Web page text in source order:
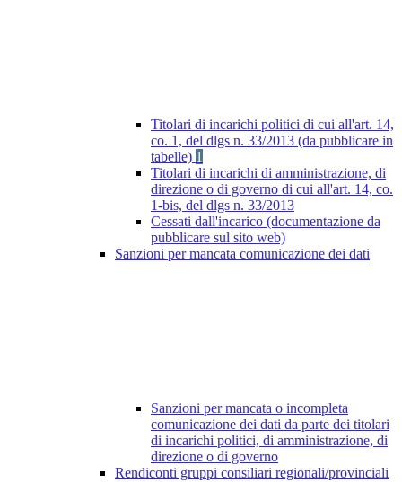
Titolari di incarichi politici di cui all'art. 14,
co. 1, del dlgs n. 33/2013 (da pubblicare in
tabelle) 1
Titolari di incarichi di amministrazione, di
direzione o di governo di cui all'art. 14, co.
1-bis, del dlgs n. 33/2013
Cessati dall'incarico (documentazione da
pubblicare sul sito web)
Sanzioni per mancata comunicazione dei dati
Sanzioni per mancata o incompleta
comunicazione dei dati da parte dei titolari
di incarichi politici, di amministrazione, di
direzione o di governo
Rendiconti gruppi consiliari regionali/provinciali